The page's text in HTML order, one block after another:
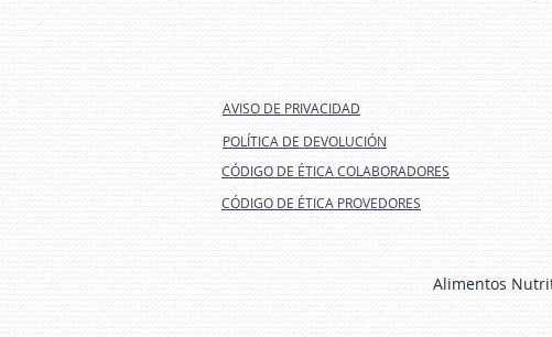
AVISO DE PRIVACIDAD
POLÍTICA DE DEVOLUCIÓN
CÓDIGO DE ÉTICA COLABORADORES
CÓDIGO DE ÉTICA PROVEDORES
Alimentos